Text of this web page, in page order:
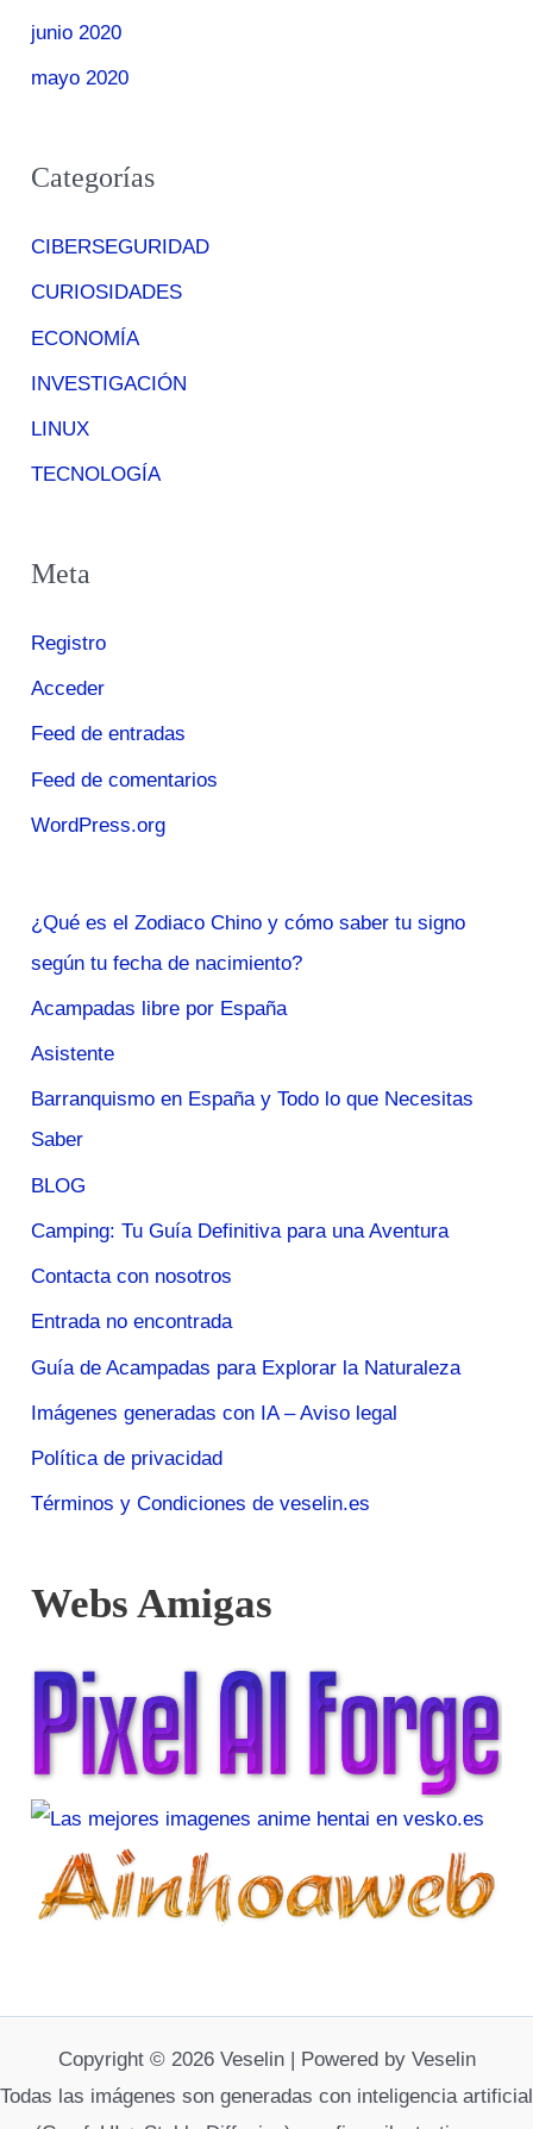
junio 2020
mayo 2020
Categorías
CIBERSEGURIDAD
CURIOSIDADES
ECONOMÍA
INVESTIGACIÓN
LINUX
TECNOLOGÍA
Meta
Registro
Acceder
Feed de entradas
Feed de comentarios
WordPress.org
¿Qué es el Zodiaco Chino y cómo saber tu signo
según tu fecha de nacimiento?
Acampadas libre por España
Asistente
Barranquismo en España y Todo lo que Necesitas
Saber
BLOG
Camping: Tu Guía Definitiva para una Aventura
Contacta con nosotros
Entrada no encontrada
Guía de Acampadas para Explorar la Naturaleza
Imágenes generadas con IA – Aviso legal
Política de privacidad
Términos y Condiciones de veselin.es
Webs Amigas
Copyright © 2026 Veselin | Powered by Veselin
Todas las imágenes son generadas con inteligencia artificial